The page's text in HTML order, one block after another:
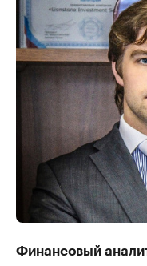
Финансовый